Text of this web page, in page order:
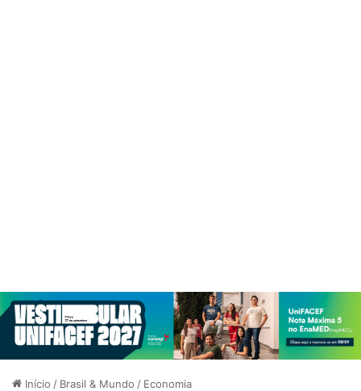
Início / Brasil & Mundo / Economia